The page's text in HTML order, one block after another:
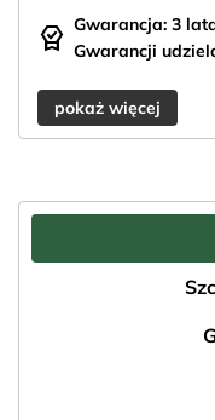
editor_choice Gwarancja: 3
Gwarancji
pokaż więcej